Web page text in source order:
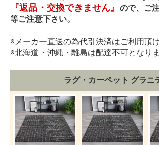
『返品・交換できません』 ので、ご
等ご注意下さい。
※メーカー直送の為代引決済はご利用頂け
※北海道・沖縄・離島は配達不可となりま
ラグ・カーペット グラニ